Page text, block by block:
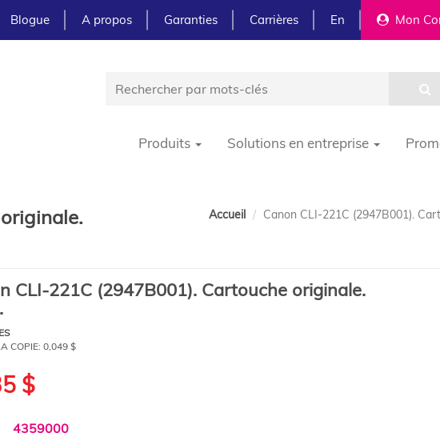
Blogue A propos Garanties Carrières En Mon
Produits Solutions en entreprise
Accueil Canon CLI-221C (2947B001).
CLI-221C (2947B001). Cartouche originale.
COPIE:0,049 $
$
4359000